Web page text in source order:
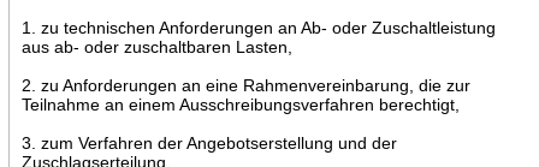
1. zu technischen Anforderungen an Ab- oder Zuschaltleistung
aus ab- oder zuschaltbaren Lasten,
2. zu Anforderungen an eine Rahmenvereinbarung, die zur
Teilnahme an einem Ausschreibungsverfahren berechtigt,
3. zum Verfahren der Angebotserstellung und der
Zuschlagserteilung,